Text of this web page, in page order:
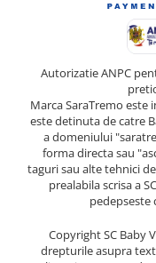
Autorizatie ANPC
Marca SaraTremo este
este detinuta de catre
a domeniului
forma directa sau
taguri sau alte tehnici
prealabila scrisa a
pedepseste
Copyright SC Baby
drepturile asupra